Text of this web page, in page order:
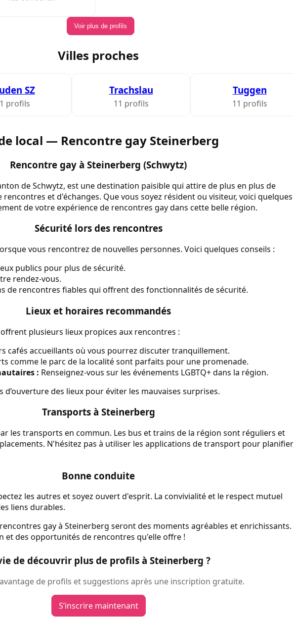
Voir plus de profils
Villes proches
SZ
profils
Trachslau
11 profils
Tuggen
11 profils
local — Rencontre gay Steinerberg
Rencontre gay à Steinerberg (Schwytz)
de Schwytz, est une destination paisible qui attire de plus en plus de
et d'échanges. Que vous soyez résident ou visiteur, voici quelques
de votre expérience de rencontres gay dans cette belle région.
Sécurité lors des rencontres
vous rencontrez de nouvelles personnes. Voici quelques conseils :
publics pour plus de sécurité.
rendez-vous.
de rencontres fiables qui offrent des fonctionnalités de sécurité.
Lieux et horaires recommandés
plusieurs lieux propices aux rencontres :
cafés accueillants où vous pourrez discuter tranquillement.
comme le parc de la localité sont parfaits pour une promenade.
: Renseignez-vous sur les événements LGBTQ+ dans la région.
d’ouverture des lieux pour éviter les mauvaises surprises.
Transports à Steinerberg
les transports en commun. Les bus et trains de la région sont réguliers et
N'hésitez pas à utiliser les applications de transport pour planifier
Bonne conduite
les autres et soyez ouvert d'esprit. La convivialité et le respect mutuel
liens durables.
gay à Steinerberg seront des moments agréables et enrichissants.
et des opportunités de rencontres qu'elle offre !
de découvrir plus de profils à Steinerberg ?
de profils et suggestions après une inscription gratuite.
S’inscrire maintenant